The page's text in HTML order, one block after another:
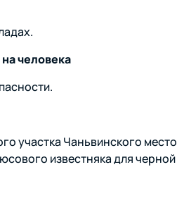
человека
участка Чаньвинского
известняка для